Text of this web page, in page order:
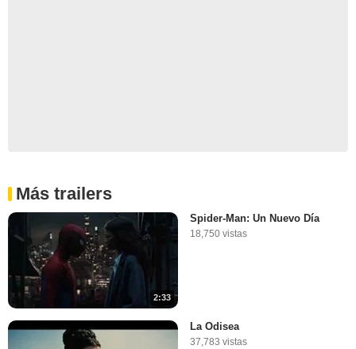
Más trailers
2:33
Spider-Man: Un Nuevo Día
18,750 vistas
La Odisea
37,783 vistas